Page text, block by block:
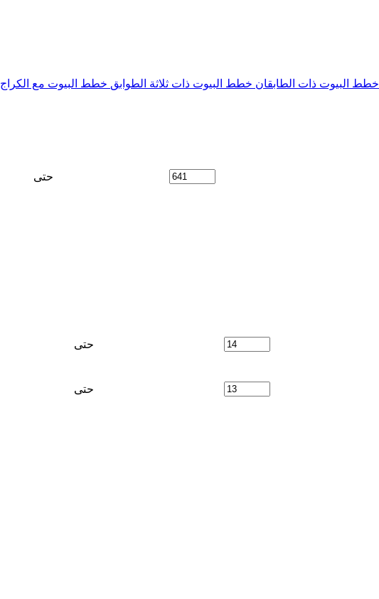
خطط البيوت ذات الطابقان خطط البيوت ذات ثلاثة الطوابق خطط البيوت مع الكراج
حتى
حتى
حتى